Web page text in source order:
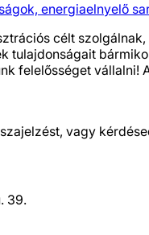
energiaelnyelő
célt
felelősséget
vagy
39.